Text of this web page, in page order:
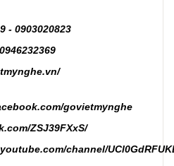
- 0903020823
govietmynghe
ZSJ39FXxS/
channel/